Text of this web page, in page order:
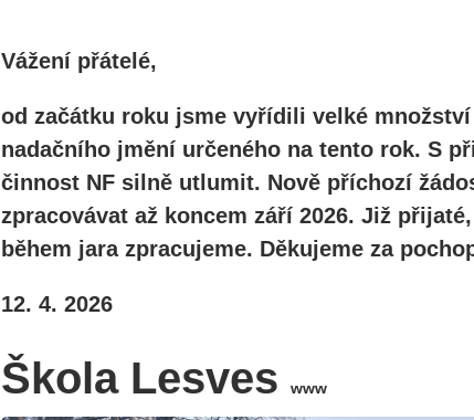
Vážení přátelé,
od začátku roku jsme vyřídili velké
nadačního jmění určeného na tento rok. S
činnost NF silně utlumit. Nově příchozí
zpracovávat až koncem září 2026. Již
během jara zpracujeme. Děkujeme za
12. 4. 2026
Škola Lesves www